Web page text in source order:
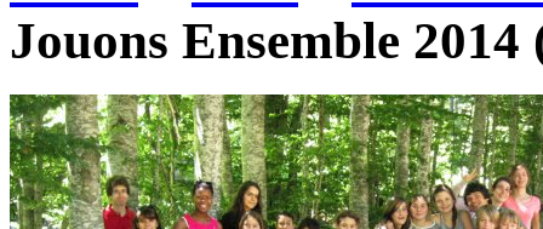
Jouons Ensemble 2014